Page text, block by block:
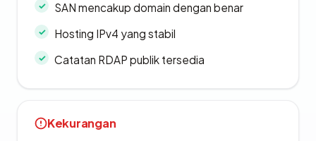
SAN mencakup domain dengan benar
Hosting IPv4 yang stabil
Catatan RDAP publik tersedia
Kekurangan